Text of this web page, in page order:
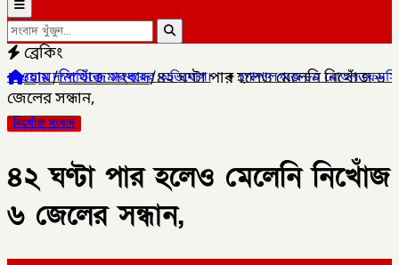
ব্রেকিং
মারধরের অভিযোগ।✦গোপালগঞ্জে ৮০ বোতল ফেনসিডিলসহ দুই মাদক
হোম/নিখোঁজ সংবাদ/৪২ ঘণ্টা পার হলেও মেলেনি নিখোঁজ ৬
জেলের সন্ধান,
নিখোঁজ সংবাদ
৪২ ঘণ্টা পার হলেও মেলেনি নিখোঁজ
৬ জেলের সন্ধান,